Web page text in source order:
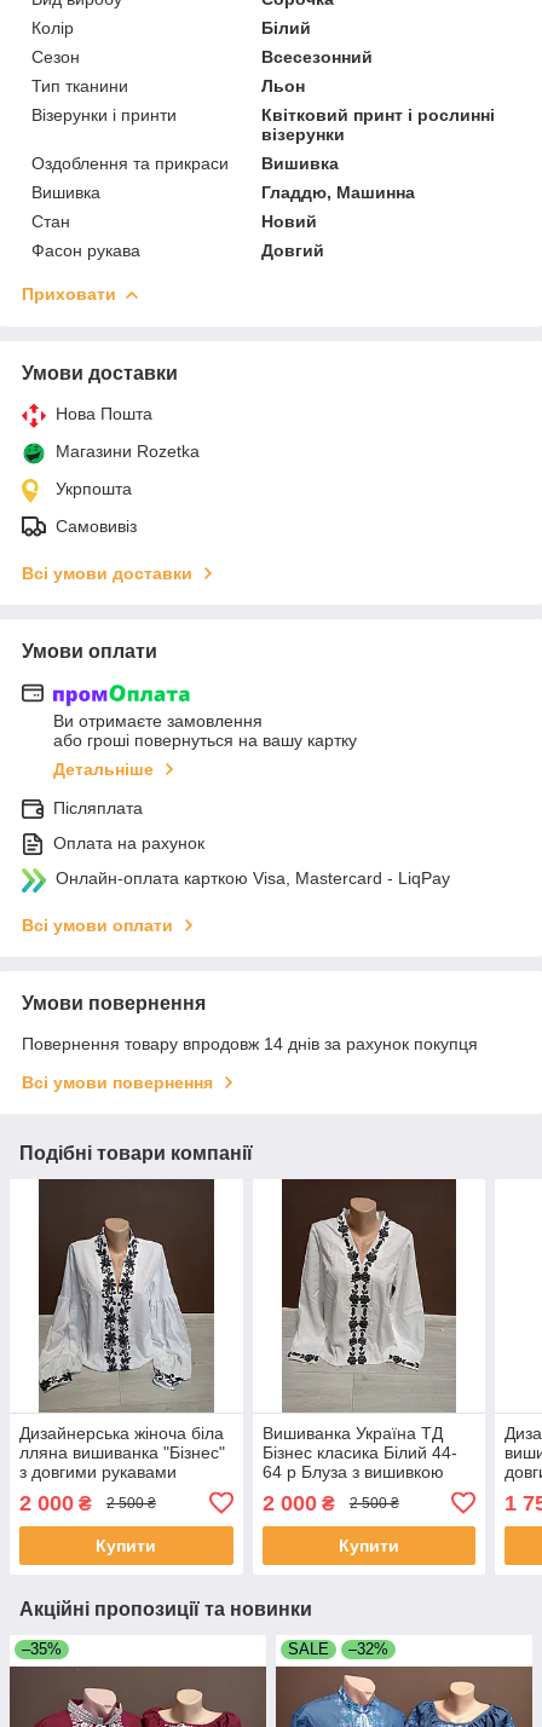
Колір
Білий
Сезон
Всесезонний
Тип тканини
Льон
Візерунки і принти
Квітковий принт і рослинні
візерунки
Оздоблення та прикраси
Вишивка
Вишивка
Гладдю, Машинна
Стан
Новий
Фасон рукава
Довгий
Приховати
Умови доставки
Нова Пошта
Магазини Rozetka
Укрпошта
Самовивіз
Всі умови доставки
Умови оплати
Ви отримаєте замовлення
або гроші повернуться на вашу картку
Детальніше
Післяплата
Оплата на рахунок
Онлайн-оплата карткою Visa, Mastercard - LiqPay
Всі умови оплати
Умови повернення
Повернення товару впродовж 14 днів за рахунок покупця
Всі умови повернення
Подібні товари компанії
Дизайнерська жіноча біла
лляна вишиванка "Бізнес"
з довгими рукавами
Україна ТД 44-64 розміри
2 000 ₴ 2 500 ₴
Купити
Вишиванка Україна ТД
Бізнес класика Білий 44-
64 р Блуза з вишивкою
Жіноча лляна вишиванка з
довгим рукавом
2 000₴ 2 500 ₴
Купити
1
Акційні пропозиції та новинки
–35% SALE –32%